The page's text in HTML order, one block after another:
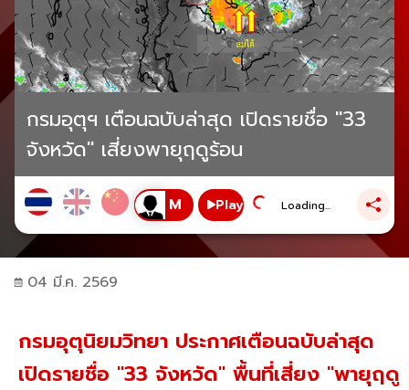
กรมอุตุฯ เตือนฉบับล่าสุด เปิดรายชื่อ "33
จังหวัด" เสี่ยงพายุฤดูร้อน
Play Loading...
04 มี.ค. 2569
กรมอุตุนิยมวิทยา ประกาศเตือนฉบับล่าสุด
เปิดรายชื่อ "33 จังหวัด" พื้นที่เสี่ยง "พายุฤดู